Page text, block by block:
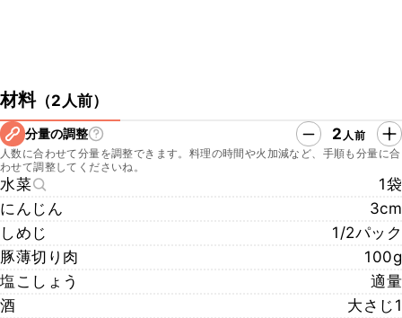
材料（2人前）
分量の調整 2 人前
人数に合わせて分量を調整できます。料理の時間や火加減など、手順も分量に合
わせて調整してくださいね。
水菜
1袋
にんじん
3cm
しめじ
1/2パック
豚薄切り肉
100g
塩こしょう
適量
酒
大さじ1